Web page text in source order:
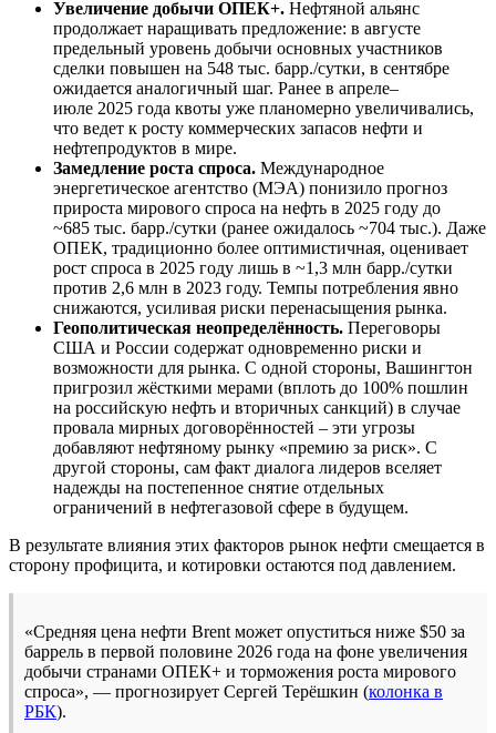
Увеличение добычи ОПЕК+. Нефтяной альянс
продолжает наращивать предложение: в августе
предельный уровень добычи основных участников
сделки повышен на 548 тыс. барр./сутки, в сентябре
ожидается аналогичный шаг. Ранее в апреле–
июле 2025 года квоты уже планомерно увеличивались,
что ведет к росту коммерческих запасов нефти и
нефтепродуктов в мире.
Замедление роста спроса. Международное
энергетическое агентство (МЭА) понизило прогноз
прироста мирового спроса на нефть в 2025 году до
~685 тыс. барр./сутки (ранее ожидалось ~704 тыс.). Даже
ОПЕК, традиционно более оптимистичная, оценивает
рост спроса в 2025 году лишь в ~1,3 млн барр./сутки
против 2,6 млн в 2023 году. Темпы потребления явно
снижаются, усиливая риски перенасыщения рынка.
Геополитическая неопределённость. Переговоры
США и России содержат одновременно риски и
возможности для рынка. С одной стороны, Вашингтон
пригрозил жёсткими мерами (вплоть до 100% пошлин
на российскую нефть и вторичных санкций) в случае
провала мирных договорённостей – эти угрозы
добавляют нефтяному рынку «премию за риск». С
другой стороны, сам факт диалога лидеров вселяет
надежды на постепенное снятие отдельных
ограничений в нефтегазовой сфере в будущем.
В результате влияния этих факторов рынок нефти смещается в
сторону профицита, и котировки остаются под давлением.
«Средняя цена нефти Brent может опуститься ниже $50 за
баррель в первой половине 2026 года на фоне увеличения
добычи странами ОПЕК+ и торможения роста мирового
спроса», — прогнозирует Сергей Терёшкин (колонка в
РБК).